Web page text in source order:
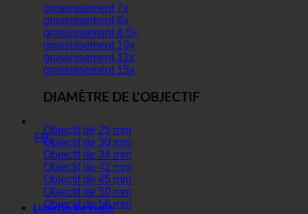
FR
grossissement 7x
grossissement 8x
grossissement 8,5x
grossissement 10x
grossissement 12x
grossissement 15x
DIAMÈTRE DE L'OBJECTIF
Objectif de 25 mm
Objectif de 30 mm
Objectif de 34 mm
Objectif de 42 mm
Objectif de 45 mm
Objectif de 50 mm
Objectif de 56 mm
Lunette de visée